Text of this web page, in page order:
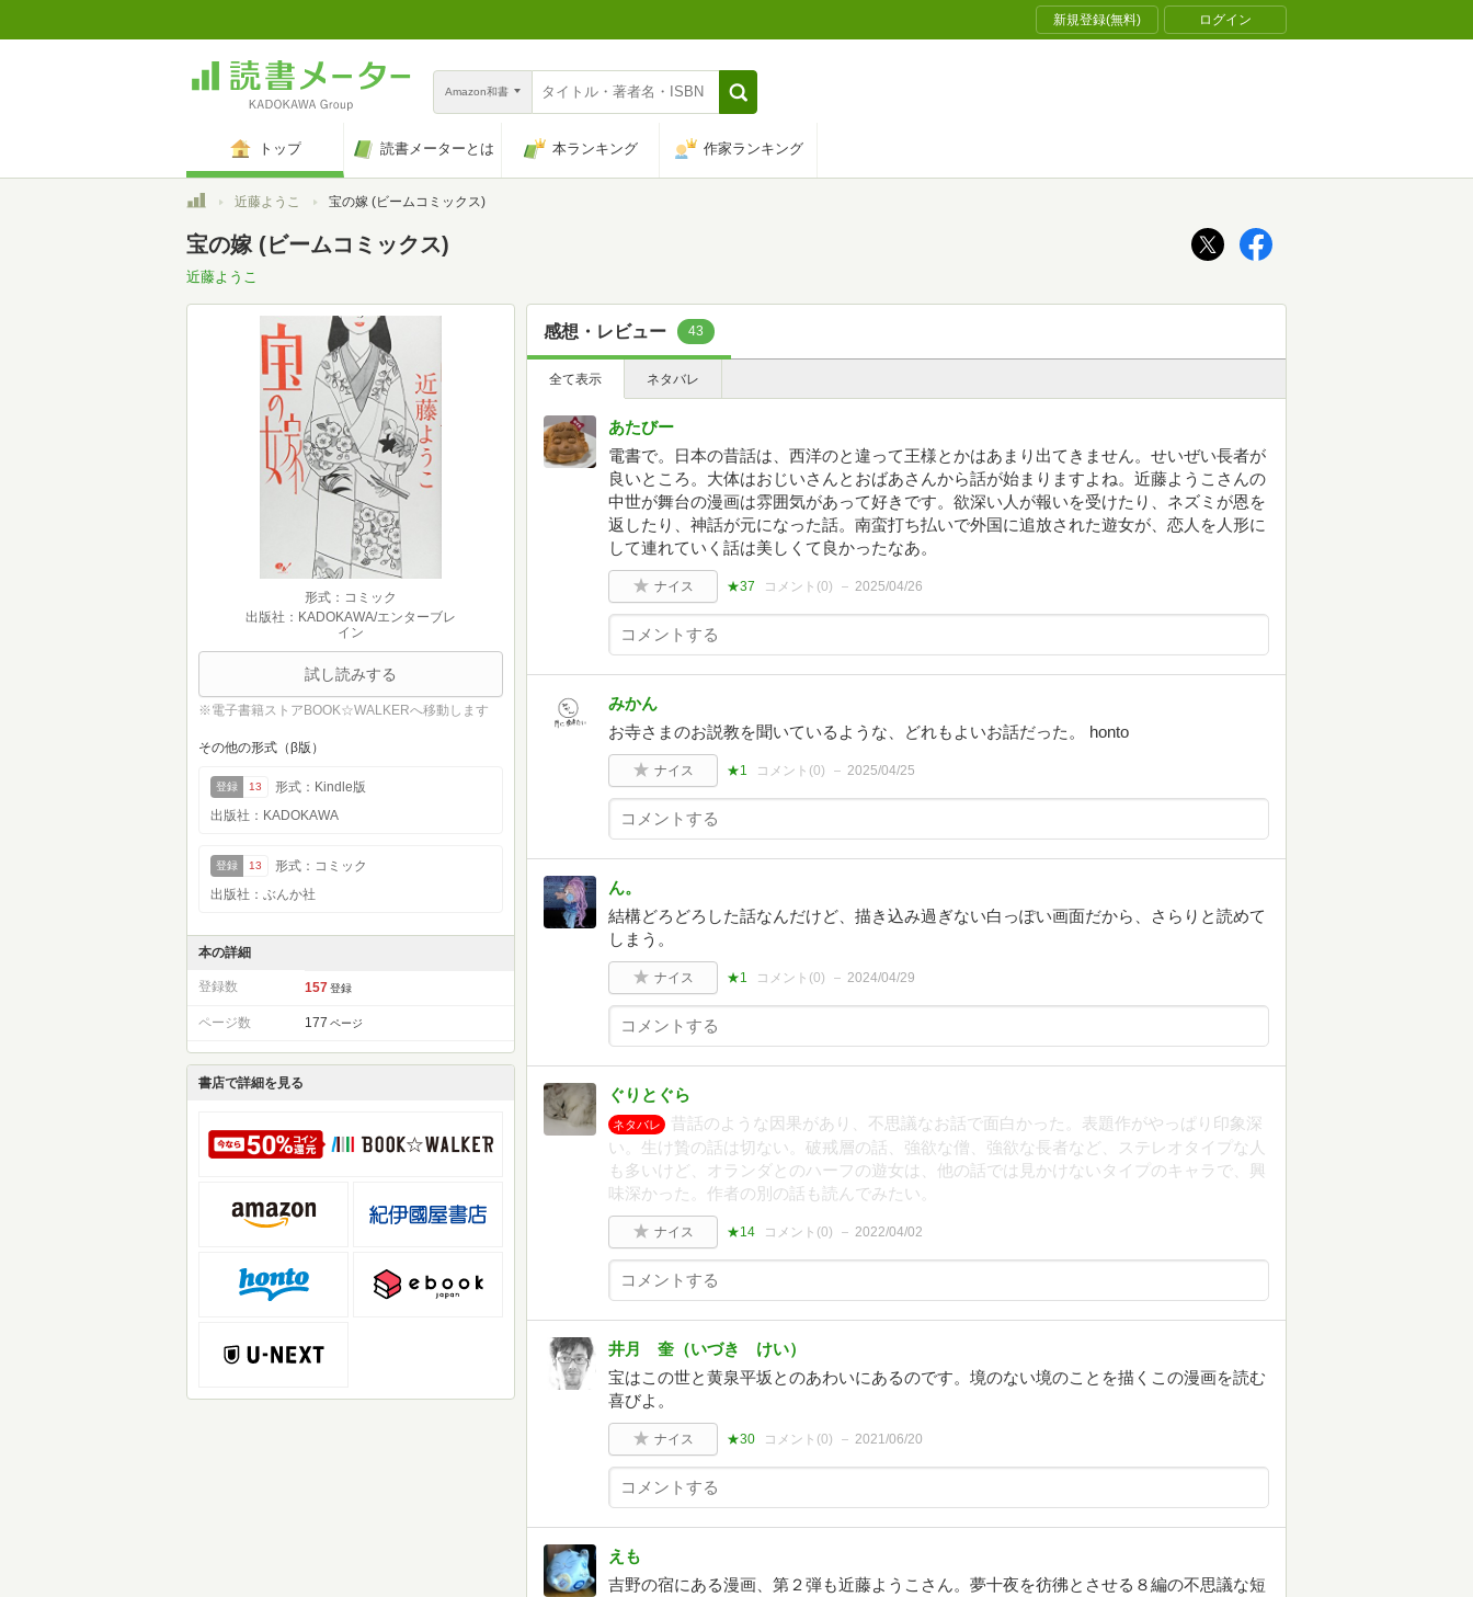
新規登録(無料) ログイン
Amazon和書
トップ 読書メーターとは 本ランキング 作家ランキング
トップ近藤ようこ 宝の嫁 (ビームコミックス)
宝の嫁 (ビームコミックス)
近藤ようこ
形式：コミック
出版社：KADOKAWA/エンターブレ
イン
試し読みする
※電子書籍ストアBOOK☆WALKERへ移動します
その他の形式（β版）
登録 13
形式：Kindle版
出版社：KADOKAWA
登録 13
形式：コミック
出版社：ぶんか社
本の詳細
登録数 157 登録
ページ数 177 ページ
書店で詳細を見る
感想・レビュー 43
全て表示 ネタバレ
あたびー
電書で。日本の昔話は、西洋のと違って王様とかはあまり出てきません。せいぜい長者が
良いところ。大体はおじいさんとおばあさんから話が始まりますよね。近藤ようこさんの
中世が舞台の漫画は雰囲気があって好きです。欲深い人が報いを受けたり、ネズミが恩を
返したり、神話が元になった話。南蛮打ち払いで外国に追放された遊女が、恋人を人形に
して連れていく話は美しくて良かったなあ。
ナイス ★37 コメント(0) 2025/04/26
みかん
お寺さまのお説教を聞いているような、どれもよいお話だった。 honto
ナイス ★1 コメント(0) 2025/04/25
ん。
結構どろどろした話なんだけど、描き込み過ぎない白っぽい画面だから、さらりと読めて
しまう。
ナイス ★1 コメント(0) 2024/04/29
ぐりとぐら
ネタバレ
昔話のような因果があり、不思議なお話で面白かった。表題作がやっぱり印象深
い。生け贄の話は切ない。破戒層の話、強欲な僧、強欲な長者など、ステレオタイプな人
も多いけど、オランダとのハーフの遊女は、他の話では見かけないタイプのキャラで、興
味深かった。作者の別の話も読んでみたい。
ナイス ★14 コメント(0) 2022/04/02
井月 奎（いづき けい）
宝はこの世と黄泉平坂とのあわいにあるのです。境のない境のことを描くこの漫画を読む
喜びよ。
ナイス ★30 コメント(0) 2021/06/20
えも
吉野の宿にある漫画、第２弾も近藤ようこさん。夢十夜を彷彿とさせる８編の不思議な短